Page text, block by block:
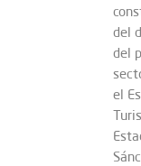
del
del
el